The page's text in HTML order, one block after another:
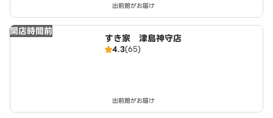
出前館がお届け
開店時間前
すき家 津島神守店
4.3(65)
出前館がお届け